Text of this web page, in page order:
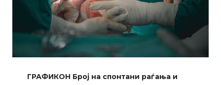
ГРАФИКОН Број на спонтани раѓања и